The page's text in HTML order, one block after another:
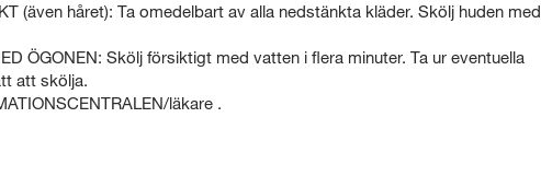
(även håret): Ta omedelbart av alla nedstänkta kläder. Skölj huden med
ÖGONEN: Skölj försiktigt med vatten i flera minuter. Ta ur eventuella
att skölja.
läkare .